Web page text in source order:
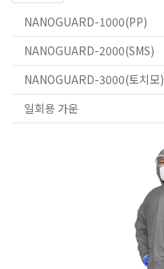
NANOGUARD-1000(PP)
NANOGUARD-2000(SMS)
NANOGUARD-3000(토치모)
일회용 가운